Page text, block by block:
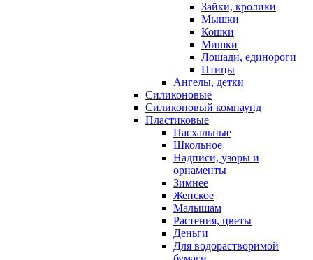
Зайки, кролики
Мышки
Кошки
Мишки
Лошади, единороги
Птицы
Ангелы, детки
Силиконовые
Силиконовый компаунд
Пластиковые
Пасхальные
Школьное
Надписи, узоры и
орнаменты
Зимнее
Женское
Малышам
Растения, цветы
Деньги
Для водорастворимой